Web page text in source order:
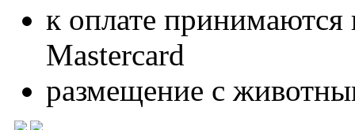
к оплате
Mastercard
размещение с